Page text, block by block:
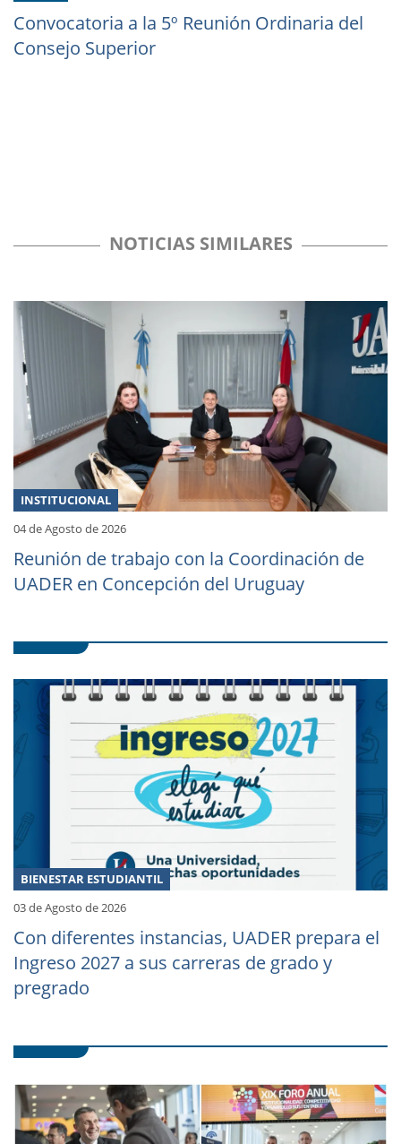
Convocatoria a la 5º Reunión Ordinaria del
Consejo Superior
NOTICIAS SIMILARES
INSTITUCIONAL
04 de Agosto de 2026
Reunión de trabajo con la Coordinación de
UADER en Concepción del Uruguay
BIENESTAR ESTUDIANTIL
03 de Agosto de 2026
Con diferentes instancias, UADER prepara el
Ingreso 2027 a sus carreras de grado y
pregrado